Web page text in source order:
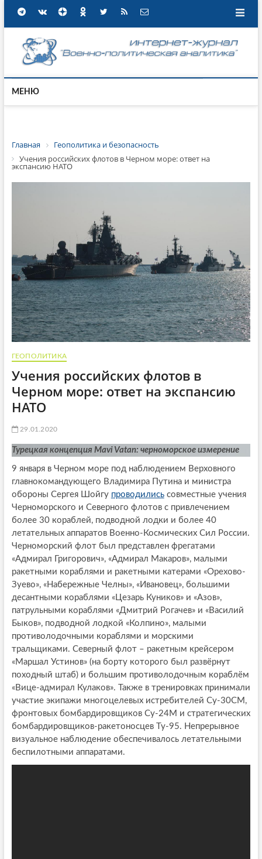
МЕНЮ
Главная
Геополитика и безопасность
Учения российских флотов в Черном море: ответ на
экспансию НАТО
ГЕОПОЛИТИКА
Учения российских флотов в
Черном море: ответ на экспансию
НАТО
29.01.2020
Турецкая концепция Mavi Vatan: черноморское измерение
9 января в Черном море под наблюдением Верховного
главнокомандующего Владимира Путина и министра
обороны Сергея Шойгу проводилисьсовместные учения
Черноморского и Северного флотов с привлечением
более 30 кораблей, подводной лодки и более 40
летательных аппаратов Военно-Космических Сил России.
Черноморский флот был представлен фрегатами
«Адмирал Григорович», «Адмирал Макаров», малыми
ракетными кораблями и ракетными катерами «Орехово-
Зуево», «Набережные Челны», «Ивановец», большими
десантными кораблями «Цезарь Куников» и «Азов»,
патрульными кораблями «Дмитрий Рогачев» и «Василий
Быков», подводной лодкой «Колпино», малыми
противолодочными кораблями и морскими
тральщиками. Северный флот – ракетным крейсером
«Маршал Устинов» (на борту которого был развёрнут
походный штаб) и большим противолодочным кораблём
«Вице-адмирал Кулаков». Также в тренировках принимали
участие экипажи многоцелевых истребителей Су-30СМ,
фронтовых бомбардировщиков Су-24М и стратегических
бомбардировщиков-ракетоносцев Ту-95. Непрерывное
визуальное наблюдение обеспечивалось летательными
беспилотными аппаратами.